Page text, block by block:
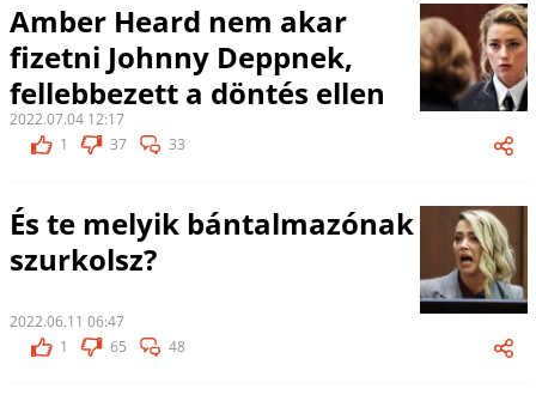
Amber Heard nem akar
fizetni Johnny Deppnek,
fellebbezett a döntés ellen
2022.07.04 12:17
1
37 33
És te melyik bántalmazónak
szurkolsz?
2022.06.11 06:47
1
65 48